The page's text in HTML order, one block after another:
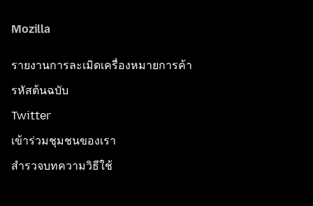
Mozilla
รายงานการละเมิดเครื่องหมายการค้า
รหัสต้นฉบับ
Twitter
เข้าร่วมชุมชนของเรา
สำรวจบทความวิธีใช้